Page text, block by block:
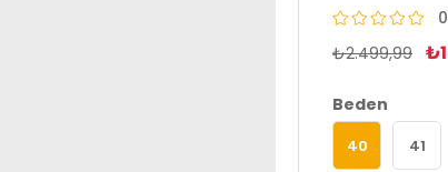
₺2.499,99
Beden
40 41